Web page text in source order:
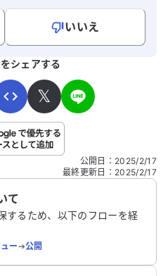
いいえ
です。氏名やご自身の病気の詳細な
する
シェアする
𝕏
公開日 ： 2025/2/17
最終更新日 ： 2025/2/17
て
するため、以下のフローを経
ー➔公開